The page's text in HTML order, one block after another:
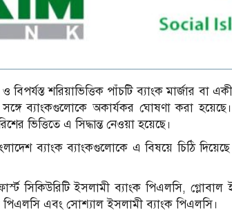
বিপর্যস্ত শরিয়াভিত্তিক পাঁচটি ব্যাংক মার্জার বা
ব্যাংকগুলোকে অকার্যকর ঘোষণা করা হয়েছে।
ভিত্তিতে এ সিদ্ধান্ত নেওয়া হয়েছে।
ব্যাংক ব্যাংকগুলোকে এ বিষয়ে চিঠি
সিকিউরিটি ইসলামী ব্যাংক পিএলসি, গ্লোবাল
পিএলসি এবং সোশ্যাল ইসলামী ব্যাংক পিএলসি।